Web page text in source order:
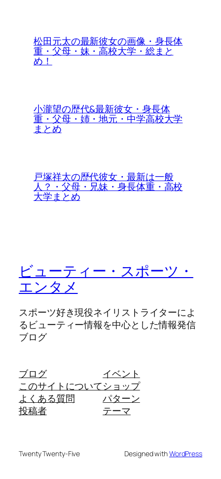
松田元太の最新彼女の画像・身長体
重・父母・妹・高校大学・総まと
め！
小瀧望の歴代&最新彼女・身長体
重・父母・姉・地元・中学高校大学
まとめ
戸塚祥太の歴代彼女・最新は一般
人？・父母・兄妹・身長体重・高校
大学まとめ
ビューティー・スポーツ・
エンタメ
スポーツ好き現役ネイリストライターによ
るビューティー情報を中心とした情報発信
ブログ
ブログ
このサイトについて
よくある質問
投稿者
イベント
ショップ
パターン
テーマ
Twenty Twenty-Five Designed withWordPress